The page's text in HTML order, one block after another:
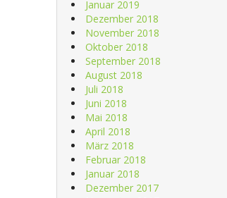
Januar 2019
Dezember 2018
November 2018
Oktober 2018
September 2018
August 2018
Juli 2018
Juni 2018
Mai 2018
April 2018
März 2018
Februar 2018
Januar 2018
Dezember 2017